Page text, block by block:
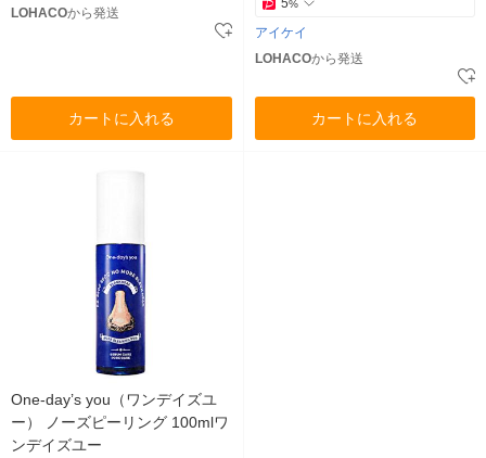
LOHACOから発送
カートに入れる
5%
アイケイ
LOHACOから発送
カートに入れる
One-day’s you（ワンデイズユ
ー） ノーズピーリング 100mlワ
ンデイズユー